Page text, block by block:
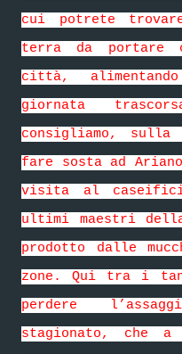
cui potrete
terra da
città,
giornata
consigliamo,
fare sosta ad
visita al
ultimi maestri
prodotto dalle
zone. Qui tra i
perdere
stagionato, che